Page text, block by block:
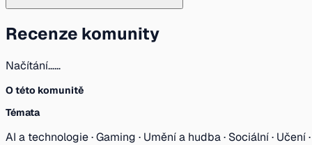
Recenze komunity
Načítání……
O této komunitě
Témata
AI a technologie · Gaming · Umění a hudba · Sociální · Učení ·